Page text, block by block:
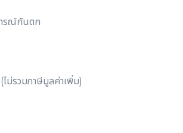
รณ์กันตก
ม่รวมภาษีมูลค่าเพิ่ม)